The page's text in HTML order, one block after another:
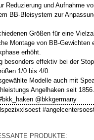
Reduzierung und Aufnahme
BB-Bleisystem zur
Größen für eine
Montage von BB-
erhöht.
besonders effektiv bei der
1/0 bis 4/0.
Modelle auch mit
Angelhaken seit
@bkkgermany
PRODUKTE: